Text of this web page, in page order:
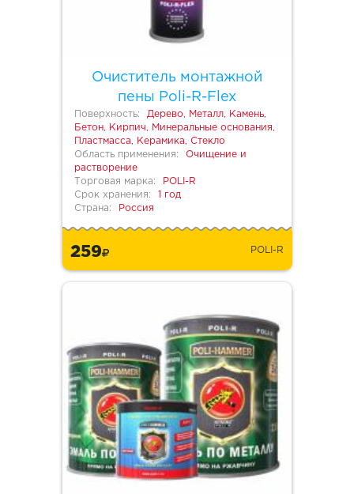
Очиститель монтажной
пены Poli-R-Flex
Поверхность:
Дерево, Металл, Камень,
Бетон, Кирпич, Минеральные основания,
Пластмасса, Керамика, Стекло
Область применения:
Очищение и
растворение
Торговая марка:
POLI-R
Срок хранения:
1 год
Страна:
Россия
259 POLI-R